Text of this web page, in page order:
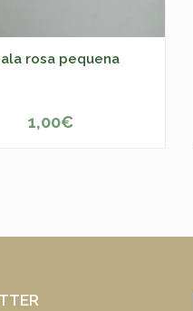
rosa pequena
+
1,00€